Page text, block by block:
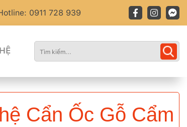
0911 728 939
Cẩn Ốc Gỗ Cẩm